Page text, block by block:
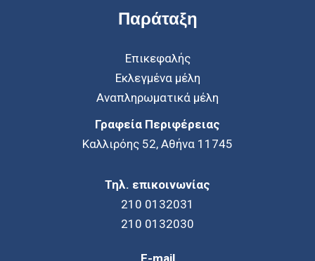
Παράταξη
Επικεφαλής
Εκλεγμένα μέλη
Αναπληρωματικά μέλη
Γραφεία Περιφέρειας
Καλλιρόης 52, Αθήνα 11745
Τηλ. επικοινωνίας
210 0132031
210 0132030
E-mail